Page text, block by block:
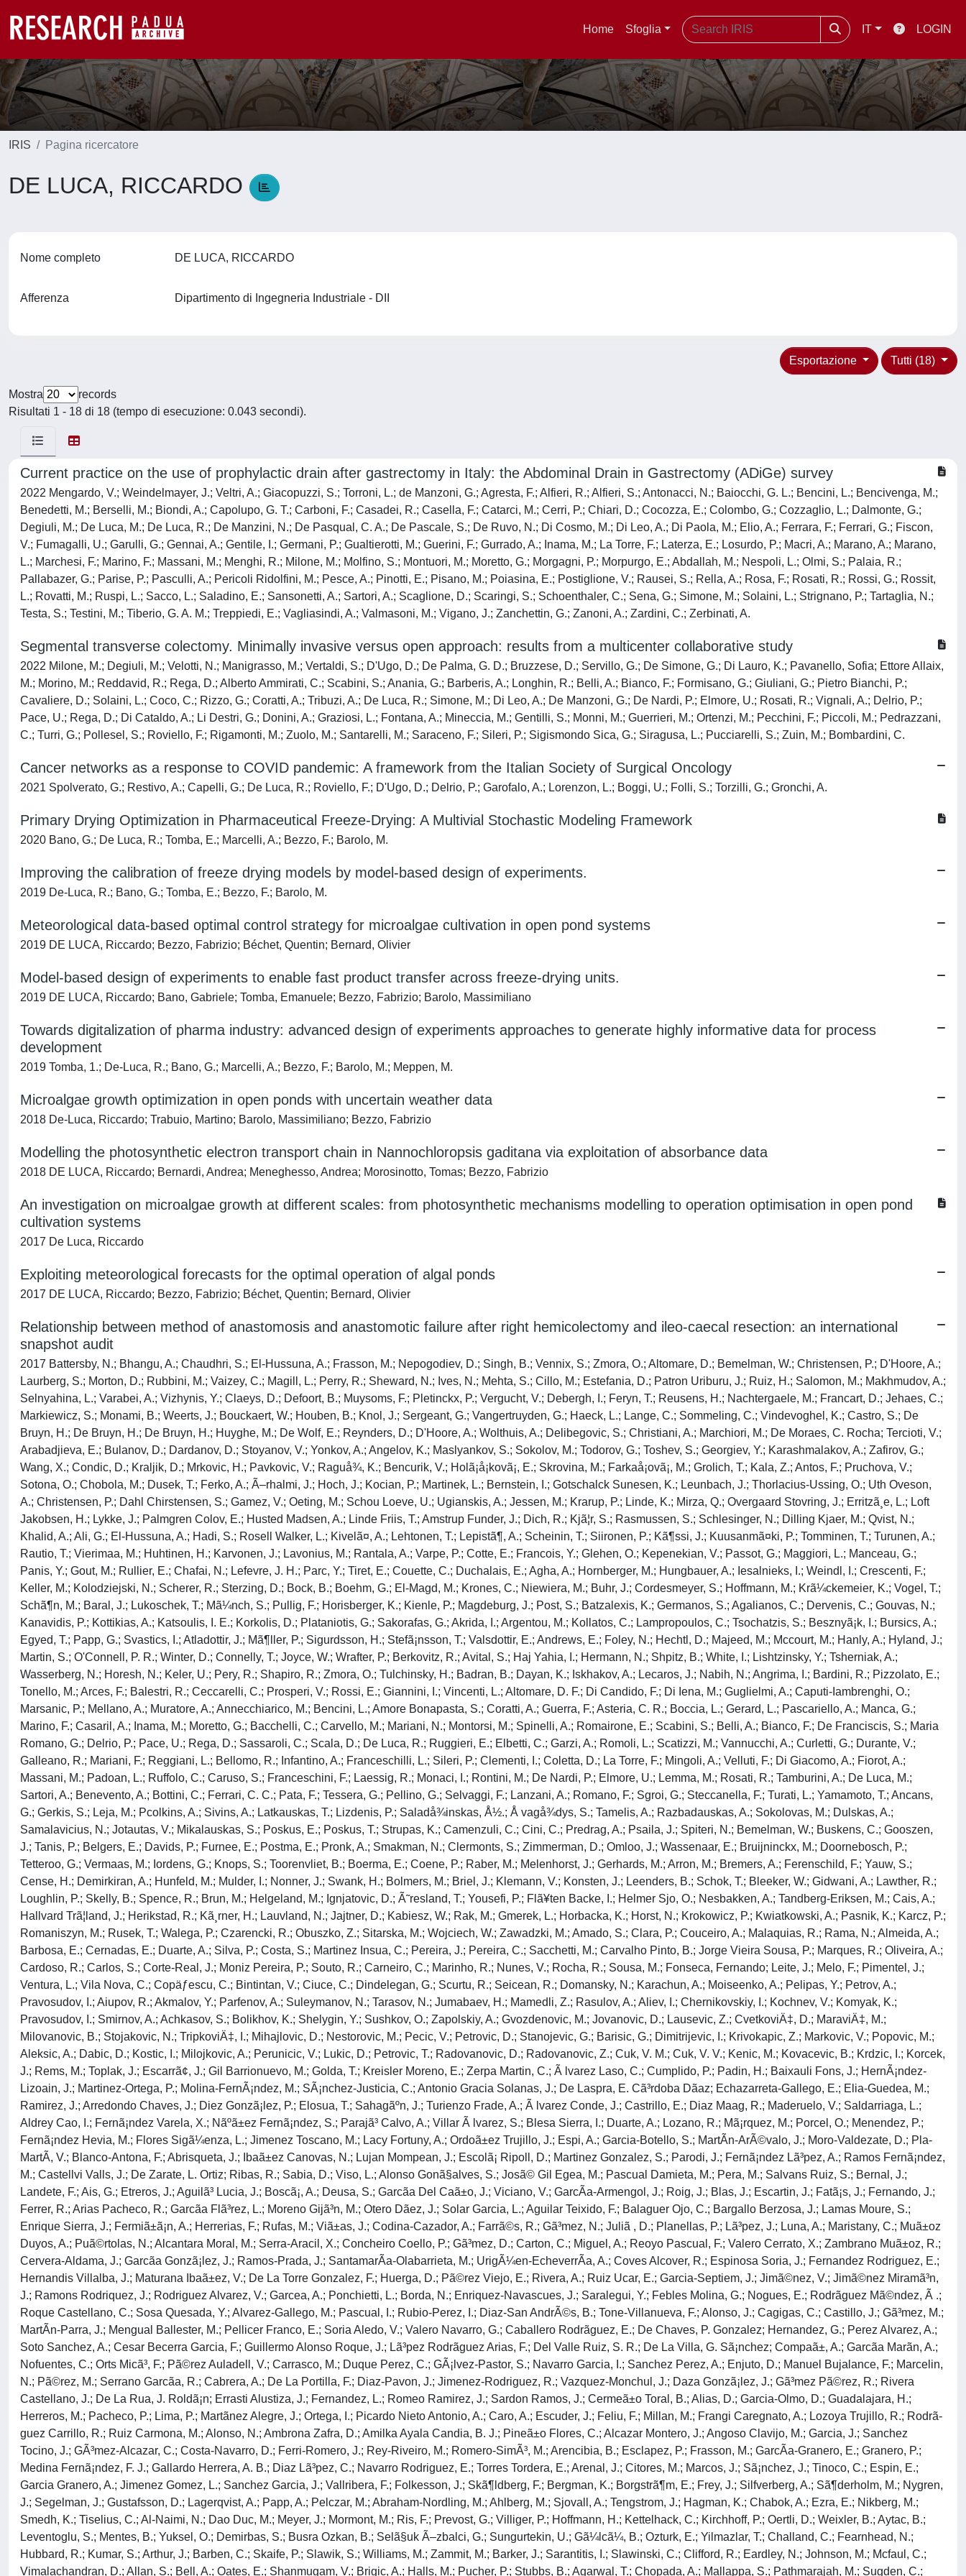
Home Sfoglia IT LOGIN
IRIS Pagina ricercatore
DE LUCA, RICCARDO
Nome completo DE LUCA, RICCARDO
Afferenza Dipartimento di Ingegneria Industriale - DII
Tutti (18)
Esportazione
Mostra
records
Risultati 1 - 18 di 18 (tempo di esecuzione: 0.043 secondi).
Current practice on the use of prophylactic drain after gastrectomy in Italy: the Abdominal Drain in Gastrectomy (ADiGe) survey
2022 Mengardo, V.; Weindelmayer, J.; Veltri, A.; Giacopuzzi, S.; Torroni, L.; de Manzoni, G.; Agresta, F.; Alfieri, R.; Alfieri, S.; Antonacci, N.; Baiocchi, G. L.; Bencini, L.; Bencivenga, M.;
Benedetti, M.; Berselli, M.; Biondi, A.; Capolupo, G. T.; Carboni, F.; Casadei, R.; Casella, F.; Catarci, M.; Cerri, P.; Chiari, D.; Cocozza, E.; Colombo, G.; Cozzaglio, L.; Dalmonte, G.;
Degiuli, M.; De Luca, M.; De Luca, R.; De Manzini, N.; De Pasqual, C. A.; De Pascale, S.; De Ruvo, N.; Di Cosmo, M.; Di Leo, A.; Di Paola, M.; Elio, A.; Ferrara, F.; Ferrari, G.; Fiscon,
V.; Fumagalli, U.; Garulli, G.; Gennai, A.; Gentile, I.; Germani, P.; Gualtierotti, M.; Guerini, F.; Gurrado, A.; Inama, M.; La Torre, F.; Laterza, E.; Losurdo, P.; Macri, A.; Marano, A.; Marano,
L.; Marchesi, F.; Marino, F.; Massani, M.; Menghi, R.; Milone, M.; Molfino, S.; Montuori, M.; Moretto, G.; Morgagni, P.; Morpurgo, E.; Abdallah, M.; Nespoli, L.; Olmi, S.; Palaia, R.;
Pallabazer, G.; Parise, P.; Pasculli, A.; Pericoli Ridolfini, M.; Pesce, A.; Pinotti, E.; Pisano, M.; Poiasina, E.; Postiglione, V.; Rausei, S.; Rella, A.; Rosa, F.; Rosati, R.; Rossi, G.; Rossit,
L.; Rovatti, M.; Ruspi, L.; Sacco, L.; Saladino, E.; Sansonetti, A.; Sartori, A.; Scaglione, D.; Scaringi, S.; Schoenthaler, C.; Sena, G.; Simone, M.; Solaini, L.; Strignano, P.; Tartaglia, N.;
Testa, S.; Testini, M.; Tiberio, G. A. M.; Treppiedi, E.; Vagliasindi, A.; Valmasoni, M.; Vigano, J.; Zanchettin, G.; Zanoni, A.; Zardini, C.; Zerbinati, A.
Segmental transverse colectomy. Minimally invasive versus open approach: results from a multicenter collaborative study
2022 Milone, M.; Degiuli, M.; Velotti, N.; Manigrasso, M.; Vertaldi, S.; D'Ugo, D.; De Palma, G. D.; Bruzzese, D.; Servillo, G.; De Simone, G.; Di Lauro, K.; Pavanello, Sofia; Ettore Allaix,
M.; Morino, M.; Reddavid, R.; Rega, D.; Alberto Ammirati, C.; Scabini, S.; Anania, G.; Barberis, A.; Longhin, R.; Belli, A.; Bianco, F.; Formisano, G.; Giuliani, G.; Pietro Bianchi, P.;
Cavaliere, D.; Solaini, L.; Coco, C.; Rizzo, G.; Coratti, A.; Tribuzi, A.; De Luca, R.; Simone, M.; Di Leo, A.; De Manzoni, G.; De Nardi, P.; Elmore, U.; Rosati, R.; Vignali, A.; Delrio, P.;
Pace, U.; Rega, D.; Di Cataldo, A.; Li Destri, G.; Donini, A.; Graziosi, L.; Fontana, A.; Mineccia, M.; Gentilli, S.; Monni, M.; Guerrieri, M.; Ortenzi, M.; Pecchini, F.; Piccoli, M.; Pedrazzani,
C.; Turri, G.; Pollesel, S.; Roviello, F.; Rigamonti, M.; Zuolo, M.; Santarelli, M.; Saraceno, F.; Sileri, P.; Sigismondo Sica, G.; Siragusa, L.; Pucciarelli, S.; Zuin, M.; Bombardini, C.
Cancer networks as a response to COVID pandemic: A framework from the Italian Society of Surgical Oncology
2021 Spolverato, G.; Restivo, A.; Capelli, G.; De Luca, R.; Roviello, F.; D'Ugo, D.; Delrio, P.; Garofalo, A.; Lorenzon, L.; Boggi, U.; Folli, S.; Torzilli, G.; Gronchi, A.
Primary Drying Optimization in Pharmaceutical Freeze-Drying: A Multivial Stochastic Modeling Framework
2020 Bano, G.; De Luca, R.; Tomba, E.; Marcelli, A.; Bezzo, F.; Barolo, M.
Improving the calibration of freeze drying models by model-based design of experiments.
2019 De-Luca, R.; Bano, G.; Tomba, E.; Bezzo, F.; Barolo, M.
Meteorological data-based optimal control strategy for microalgae cultivation in open pond systems
2019 DE LUCA, Riccardo; Bezzo, Fabrizio; Béchet, Quentin; Bernard, Olivier
Model-based design of experiments to enable fast product transfer across freeze-drying units.
2019 DE LUCA, Riccardo; Bano, Gabriele; Tomba, Emanuele; Bezzo, Fabrizio; Barolo, Massimiliano
Towards digitalization of pharma industry: advanced design of experiments approaches to generate highly informative data for process
development
2019 Tomba, 1.; De-Luca, R.; Bano, G.; Marcelli, A.; Bezzo, F.; Barolo, M.; Meppen, M.
Microalgae growth optimization in open ponds with uncertain weather data
2018 De-Luca, Riccardo; Trabuio, Martino; Barolo, Massimiliano; Bezzo, Fabrizio
Modelling the photosynthetic electron transport chain in Nannochloropsis gaditana via exploitation of absorbance data
2018 DE LUCA, Riccardo; Bernardi, Andrea; Meneghesso, Andrea; Morosinotto, Tomas; Bezzo, Fabrizio
An investigation on microalgae growth at different scales: from photosynthetic mechanisms modelling to operation optimisation in open pond
cultivation systems
2017 De Luca, Riccardo
Exploiting meteorological forecasts for the optimal operation of algal ponds
2017 DE LUCA, Riccardo; Bezzo, Fabrizio; Béchet, Quentin; Bernard, Olivier
Relationship between method of anastomosis and anastomotic failure after right hemicolectomy and ileo-caecal resection: an international
snapshot audit
2017 Battersby, N.; Bhangu, A.; Chaudhri, S.; El-Hussuna, A.; Frasson, M.; Nepogodiev, D.; Singh, B.; Vennix, S.; Zmora, O.; Altomare, D.; Bemelman, W.; Christensen, P.; D'Hoore, A.; Laurberg, S.; Morton, D.; Rubbini, M.; Vaizey, C.; Magill, L.; Perry, R.; Sheward, N.; Ives, N.; Mehta, S.; Cillo, M.; Estefania, D.; Patron Uriburu, J.; Ruiz, H.; Salomon, M.; Makhmudov, A.; Selnyahina, L.; Varabei, A.; Vizhynis, Y.; Claeys, D.; Defoort, B.; Muysoms, F.; Pletinckx, P.; Vergucht, V.; Debergh, I.; Feryn, T.; Reusens, H.; Nachtergaele, M.; Francart, D.; Jehaes, C.; Markiewicz, S.; Monami, B.; Weerts, J.; Bouckaert, W.; Houben, B.; Knol, J.; Sergeant, G.; Vangertruyden, G.; Haeck, L.; Lange, C.; Sommeling, C.; Vindevoghel, K.; Castro, S.; De Bruyn, H.; De Bruyn, H.; De Bruyn, H.; Huyghe, M.; De Wolf, E.; Reynders, D.; D'Hoore, A.; Wolthuis, A.; Delibegovic, S.; Christiani, A.; Marchiori, M.; De Moraes, C. Rocha; Tercioti, V.; Arabadjieva, E.; Bulanov, D.; Dardanov, D.; Stoyanov, V.; Yonkov, A.; Angelov, K.; Maslyankov, S.; Sokolov, M.; Todorov, G.; Toshev, S.; Georgiev, Y.; Karashmalakov, A.; Zafirov, G.; Wang, X.; Condic, D.; Kraljik, D.; Mrkovic, H.; Pavkovic, V.; Raguå¾, K.; Bencurik, V.; Holã¡å¡kovã¡, E.; Skrovina, M.; Farkaå¡ovã¡, M.; Grolich, T.; Kala, Z.; Antos, F.; Pruchova, V.; Sotona, O.; Chobola, M.; Dusek, T.; Ferko, A.; Ã–rhalmi, J.; Hoch, J.; Kocian, P.; Martinek, L.; Bernstein, I.; Gotschalck Sunesen, K.; Leunbach, J.; Thorlacius-Ussing, O.; Uth Oveson, A.; Christensen, P.; Dahl Chirstensen, S.; Gamez, V.; Oeting, M.; Schou Loeve, U.; Ugianskis, A.; Jessen, M.; Krarup, P.; Linde, K.; Mirza, Q.; Overgaard Stovring, J.; Erritzã¸e, L.; Loft Jakobsen, H.; Lykke, J.; Palmgren Colov, E.; Husted Madsen, A.; Linde Friis, T.; Amstrup Funder, J.; Dich, R.; Kjã¦r, S.; Rasmussen, S.; Schlesinger, N.; Dilling Kjaer, M.; Qvist, N.; Khalid, A.; Ali, G.; El-Hussuna, A.; Hadi, S.; Rosell Walker, L.; Kivelã¤, A.; Lehtonen, T.; Lepistã¶, A.; Scheinin, T.; Siironen, P.; Kã¶ssi, J.; Kuusanmã¤ki, P.; Tomminen, T.; Turunen, A.; Rautio, T.; Vierimaa, M.; Huhtinen, H.; Karvonen, J.; Lavonius, M.; Rantala, A.; Varpe, P.; Cotte, E.; Francois, Y.; Glehen, O.; Kepenekian, V.; Passot, G.; Maggiori, L.; Manceau, G.; Panis, Y.; Gout, M.; Rullier, E.; Chafai, N.; Lefevre, J. H.; Parc, Y.; Tiret, E.; Couette, C.; Duchalais, E.; Agha, A.; Hornberger, M.; Hungbauer, A.; Iesalnieks, I.; Weindl, I.; Crescenti, F.; Keller, M.; Kolodziejski, N.; Scherer, R.; Sterzing, D.; Bock, B.; Boehm, G.; El-Magd, M.; Krones, C.; Niewiera, M.; Buhr, J.; Cordesmeyer, S.; Hoffmann, M.; Krã¼ckemeier, K.; Vogel, T.; Schã¶n, M.; Baral, J.; Lukoschek, T.; Mã¼nch, S.; Pullig, F.; Horisberger, K.; Kienle, P.; Magdeburg, J.; Post, S.; Batzalexis, K.; Germanos, S.; Agalianos, C.; Dervenis, C.; Gouvas, N.; Kanavidis, P.; Kottikias, A.; Katsoulis, I. E.; Korkolis, D.; Plataniotis, G.; Sakorafas, G.; Akrida, I.; Argentou, M.; Kollatos, C.; Lampropoulos, C.; Tsochatzis, S.; Besznyã¡k, I.; Bursics, A.; Egyed, T.; Papp, G.; Svastics, I.; Atladottir, J.; Mã¶ller, P.; Sigurdsson, H.; Stefã¡nsson, T.; Valsdottir, E.; Andrews, E.; Foley, N.; Hechtl, D.; Majeed, M.; Mccourt, M.; Hanly, A.; Hyland, J.; Martin, S.; O'Connell, P. R.; Winter, D.; Connelly, T.; Joyce, W.; Wrafter, P.; Berkovitz, R.; Avital, S.; Haj Yahia, I.; Hermann, N.; Shpitz, B.; White, I.; Lishtzinsky, Y.; Tsherniak, A.; Wasserberg, N.; Horesh, N.; Keler, U.; Pery, R.; Shapiro, R.; Zmora, O.; Tulchinsky, H.; Badran, B.; Dayan, K.; Iskhakov, A.; Lecaros, J.; Nabih, N.; Angrima, I.; Bardini, R.; Pizzolato, E.; Tonello, M.; Arces, F.; Balestri, R.; Ceccarelli, C.; Prosperi, V.; Rossi, E.; Giannini, I.; Vincenti, L.; Altomare, D. F.; Di Candido, F.; Di Iena, M.; Guglielmi, A.; Caputi-Iambrenghi, O.; Marsanic, P.; Mellano, A.; Muratore, A.; Annecchiarico, M.; Bencini, L.; Amore Bonapasta, S.; Coratti, A.; Guerra, F.; Asteria, C. R.; Boccia, L.; Gerard, L.; Pascariello, A.; Manca, G.; Marino, F.; Casaril, A.; Inama, M.; Moretto, G.; Bacchelli, C.; Carvello, M.; Mariani, N.; Montorsi, M.; Spinelli, A.; Romairone, E.; Scabini, S.; Belli, A.; Bianco, F.; De Franciscis, S.; Maria Romano, G.; Delrio, P.; Pace, U.; Rega, D.; Sassaroli, C.; Scala, D.; De Luca, R.; Ruggieri, E.; Elbetti, C.; Garzi, A.; Romoli, L.; Scatizzi, M.; Vannucchi, A.; Curletti, G.; Durante, V.; Galleano, R.; Mariani, F.; Reggiani, L.; Bellomo, R.; Infantino, A.; Franceschilli, L.; Sileri, P.; Clementi, I.; Coletta, D.; La Torre, F.; Mingoli, A.; Velluti, F.; Di Giacomo, A.; Fiorot, A.; Massani, M.; Padoan, L.; Ruffolo, C.; Caruso, S.; Franceschini, F.; Laessig, R.; Monaci, I.; Rontini, M.; De Nardi, P.; Elmore, U.; Lemma, M.; Rosati, R.; Tamburini, A.; De Luca, M.; Sartori, A.; Benevento, A.; Bottini, C.; Ferrari, C. C.; Pata, F.; Tessera, G.; Pellino, G.; Selvaggi, F.; Lanzani, A.; Romano, F.; Sgroi, G.; Steccanella, F.; Turati, L.; Yamamoto, T.; Ancans, G.; Gerkis, S.; Leja, M.; Pcolkins, A.; Sivins, A.; Latkauskas, T.; Lizdenis, P.; Saladå¾inskas, Å½.; Å vagå¾dys, S.; Tamelis, A.; Razbadauskas, A.; Sokolovas, M.; Dulskas, A.; Samalavicius, N.; Jotautas, V.; Mikalauskas, S.; Poskus, E.; Poskus, T.; Strupas, K.; Camenzuli, C.; Cini, C.; Predrag, A.; Psaila, J.; Spiteri, N.; Bemelman, W.; Buskens, C.; Gooszen, J.; Tanis, P.; Belgers, E.; Davids, P.; Furnee, E.; Postma, E.; Pronk, A.; Smakman, N.; Clermonts, S.; Zimmerman, D.; Omloo, J.; Wassenaar, E.; Bruijninckx, M.; Doornebosch, P.; Tetteroo, G.; Vermaas, M.; Iordens, G.; Knops, S.; Toorenvliet, B.; Boerma, E.; Coene, P.; Raber, M.; Melenhorst, J.; Gerhards, M.; Arron, M.; Bremers, A.; Ferenschild, F.; Yauw, S.; Cense, H.; Demirkiran, A.; Hunfeld, M.; Mulder, I.; Nonner, J.; Swank, H.; Bolmers, M.; Briel, J.; Klemann, V.; Konsten, J.; Leenders, B.; Schok, T.; Bleeker, W.; Gidwani, A.; Lawther, R.; Loughlin, P.; Skelly, B.; Spence, R.; Brun, M.; Helgeland, M.; Ignjatovic, D.; Ã˜resland, T.; Yousefi, P.; Flã¥ten Backe, I.; Helmer Sjo, O.; Nesbakken, A.; Tandberg-Eriksen, M.; Cais, A.; Hallvard Trã¦land, J.; Herikstad, R.; Kã¸rner, H.; Lauvland, N.; Jajtner, D.; Kabiesz, W.; Rak, M.; Gmerek, L.; Horbacka, K.; Horst, N.; Krokowicz, P.; Kwiatkowski, A.; Pasnik, K.; Karcz, P.; Romaniszyn, M.; Rusek, T.; Walega, P.; Czarencki, R.; Obuszko, Z.; Sitarska, M.; Wojciech, W.; Zawadzki, M.; Amado, S.; Clara, P.; Couceiro, A.; Malaquias, R.; Rama, N.; Almeida, A.; Barbosa, E.; Cernadas, E.; Duarte, A.; Silva, P.; Costa, S.; Martinez Insua, C.; Pereira, J.; Pereira, C.; Sacchetti, M.; Carvalho Pinto, B.; Jorge Vieira Sousa, P.; Marques, R.; Oliveira, A.; Cardoso, R.; Carlos, S.; Corte-Real, J.; Moniz Pereira, P.; Souto, R.; Carneiro, C.; Marinho, R.; Nunes, V.; Rocha, R.; Sousa, M.; Fonseca, Fernando; Leite, J.; Melo, F.; Pimentel, J.; Ventura, L.; Vila Nova, C.; Copäƒescu, C.; Bintintan, V.; Ciuce, C.; Dindelegan, G.; Scurtu, R.; Seicean, R.; Domansky, N.; Karachun, A.; Moiseenko, A.; Pelipas, Y.; Petrov, A.; Pravosudov, I.; Aiupov, R.; Akmalov, Y.; Parfenov, A.; Suleymanov, N.; Tarasov, N.; Jumabaev, H.; Mamedli, Z.; Rasulov, A.; Aliev, I.; Chernikovskiy, I.; Kochnev, V.; Komyak, K.; Pravosudov, I.; Smirnov, A.; Achkasov, S.; Bolikhov, K.; Shelygin, Y.; Sushkov, O.; Zapolskiy, A.; Gvozdenovic, M.; Jovanovic, D.; Lausevic, Z.; CvetkoviÄ‡, D.; MaraviÄ‡, M.; Milovanovic, B.; Stojakovic, N.; TripkoviÄ‡, I.; Mihajlovic, D.; Nestorovic, M.; Pecic, V.; Petrovic, D.; Stanojevic, G.; Barisic, G.; Dimitrijevic, I.; Krivokapic, Z.; Markovic, V.; Popovic, M.; Aleksic, A.; Dabic, D.; Kostic, I.; Milojkovic, A.; Perunicic, V.; Lukic, D.; Petrovic, T.; Radovanovic, D.; Radovanovic, Z.; Cuk, V. M.; Cuk, V. V.; Kenic, M.; Kovacevic, B.; Krdzic, I.; Korcek, J.; Rems, M.; Toplak, J.; Escarrã¢, J.; Gil Barrionuevo, M.; Golda, T.; Kreisler Moreno, E.; Zerpa Martin, C.; Ã lvarez Laso, C.; Cumplido, P.; Padin, H.; Baixauli Fons, J.; HernÃ¡ndez-Lizoain, J.; Martinez-Ortega, P.; Molina-FernÃ¡ndez, M.; SÃ¡nchez-Justicia, C.; Antonio Gracia Solanas, J.; De Laspra, E. Cã³rdoba Dã­az; Echazarreta-Gallego, E.; Elia-Guedea, M.; Ramirez, J.; Arredondo Chaves, J.; Diez Gonzã¡lez, P.; Elosua, T.; Sahagãºn, J.; Turienzo Frade, A.; Ã lvarez Conde, J.; Castrillo, E.; Diaz Maag, R.; Maderuelo, V.; Saldarriaga, L.; Aldrey Cao, I.; Fernã¡ndez Varela, X.; Nãºã±ez Fernã¡ndez, S.; Parajã³ Calvo, A.; Villar Ã lvarez, S.; Blesa Sierra, I.; Duarte, A.; Lozano, R.; Mã¡rquez, M.; Porcel, O.; Menendez, P.; Fernã¡ndez Hevia, M.; Flores Sigã¼enza, L.; Jimenez Toscano, M.; Lacy Fortuny, A.; Ordoã±ez Trujillo, J.; Espi, A.; Garcia-Botello, S.; MartÃ­n-ArÃ©valo, J.; Moro-Valdezate, D.; Pla-MartÃ­, V.; Blanco-Antona, F.; Abrisqueta, J.; Ibaã±ez Canovas, N.; Lujan Mompean, J.; Escolã¡ Ripoll, D.; Martinez Gonzalez, S.; Parodi, J.; Fernã¡ndez Lã³pez, A.; Ramos Fernã¡ndez, M.; Castellvi Valls, J.; De Zarate, L. Ortiz; Ribas, R.; Sabia, D.; Viso, L.; Alonso Gonã§alves, S.; Josã© Gil Egea, M.; Pascual Damieta, M.; Pera, M.; Salvans Ruiz, S.; Bernal, J.; Landete, F.; Ais, G.; Etreros, J.; Aguilã³ Lucia, J.; Boscã¡, A.; Deusa, S.; Garcã­a Del Caã±o, J.; Viciano, V.; GarcÃ­a-Armengol, J.; Roig, J.; Blas, J.; Escartin, J.; Fatã¡s, J.; Fernando, J.; Ferrer, R.; Arias Pacheco, R.; Garcã­a Flã³rez, L.; Moreno Gijã³n, M.; Otero Dã­ez, J.; Solar Garcia, L.; Aguilar Teixido, F.; Balaguer Ojo, C.; Bargallo Berzosa, J.; Lamas Moure, S.; Enrique Sierra, J.; Fermiã±ã¡n, A.; Herrerias, F.; Rufas, M.; Viã±as, J.; Codina-Cazador, A.; Farrã©s, R.; Gã³mez, N.; Juliã , D.; Planellas, P.; Lã³pez, J.; Luna, A.; Maristany, C.; Muã±oz Duyos, A.; Puã©rtolas, N.; Alcantara Moral, M.; Serra-Aracil, X.; Concheiro Coello, P.; Gã³mez, D.; Carton, C.; Miguel, A.; Reoyo Pascual, F.; Valero Cerrato, X.; Zambrano Muã±oz, R.; Cervera-Aldama, J.; Garcã­a Gonzã¡lez, J.; Ramos-Prada, J.; SantamarÃ­a-Olabarrieta, M.; UrigÃ¼en-EcheverrÃ­a, A.; Coves Alcover, R.; Espinosa Soria, J.; Fernandez Rodriguez, E.; Hernandis Villalba, J.; Maturana Ibaã±ez, V.; De La Torre Gonzalez, F.; Huerga, D.; Pã©rez Viejo, E.